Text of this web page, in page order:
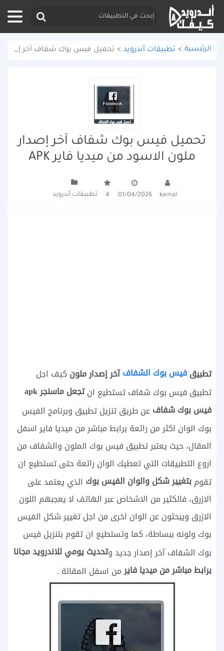
الرئيسية > تطبيقات أندرويد > تحميل فيس بوك شفاف آخر إصدار ملون الاسود من ميديا فاير APK
تحميل فيس بوك شفاف آخر إصدار
ملون الاسود من ميديا فاير APK
kamal
01/04/2026
4 تطبيقات أندرويد
تطبيقفيس بوك الشفافآخر إصدار ملون كيف اجل
تطبيق فيس بوك شفاف تستطيع ان
تجعل ماسنجر apk
فيس بوك شفافعن طريق تنزيل تطبيق وبرنامج الفيس
بوك الوان اكثر من رائعة برابط مباشر من ميديا فاير اسفل
المقال، حيث يعتبر تطبيق فيس بوك الملون والشفاف من
اروع التطبيقات التي تعطيك الوان رائعة حتى تستطيع ان
تقومبتغيير شكل والوان الفيس بوك الذي يعتمد على
الازرق، فالكثير من الاشخاص عبر الهاتف لا يعجبهم اللون
الازرق ويبحثون عن الوان اخرى من اجل تغيير شكل الفيس
بوك ولونه ببساطة، كما وتستطيع ان تقوم بتنزيل فيس
بوك الشفاف آخر إصدار جديد وتحديث يومي للاندرويد مجانا
برابط مباشر من ميديا فايرمن اسفل المقالة .